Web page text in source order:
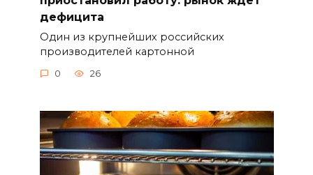
дефицита
Один из крупнейших российских
производителей картонной
0 26